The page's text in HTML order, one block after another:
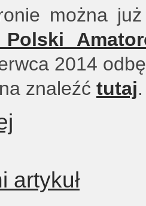
można
Polski
2014
znaleźć tutaj.
artykuł